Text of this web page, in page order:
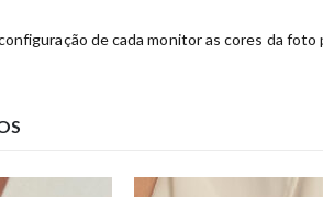
de cada monitor as cores da foto